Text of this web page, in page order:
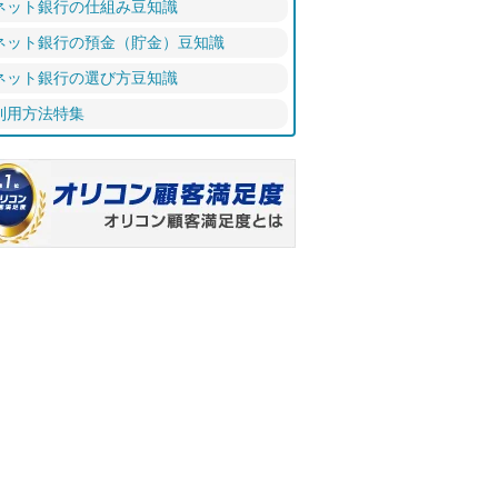
ット銀行の仕組み豆知識
ット銀行の預金（貯金）豆知識
ット銀行の選び方豆知識
用方法特集